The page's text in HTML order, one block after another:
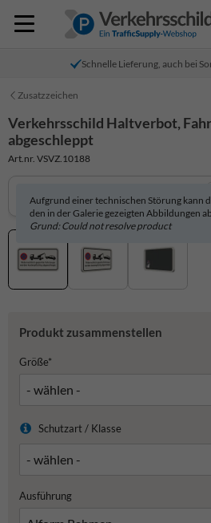
Schnelle Lieferung, auch bei
Zusatzzeichen
Verkehrsschild Haltverbot,
abgeschleppt
Art.nr. VSVZ.10188
Aufgrund einer technischen Störung kann
den in der Galerie gezeigten Abbildungen
Grund: Could not resolve product
Produkt zusammenstellen
Größe*
Schutzart / Klasse
Ausführung